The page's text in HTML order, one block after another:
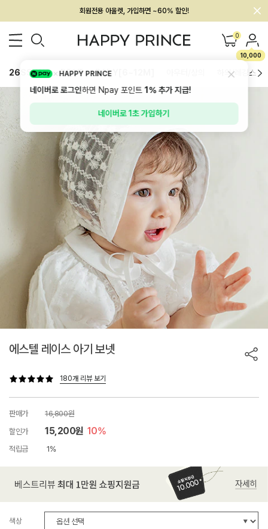
회원전용 아울렛, 가입하면 ~60% 할인!
멤버십 최대 28,000원 혜택 0
10,000
26SS 신상 BEST BABY[6~12M] 하의/레깅스
에스텔 레이스 아기 보넷
180개 리뷰 보기
판매가
16,800원
할인가
15,200원 10%
적립금 1%
색상
HAPPY PRINCE
네이버로 로그인하면 Npay 포인트1%추가 지급!
네이버로 1초 가입하기